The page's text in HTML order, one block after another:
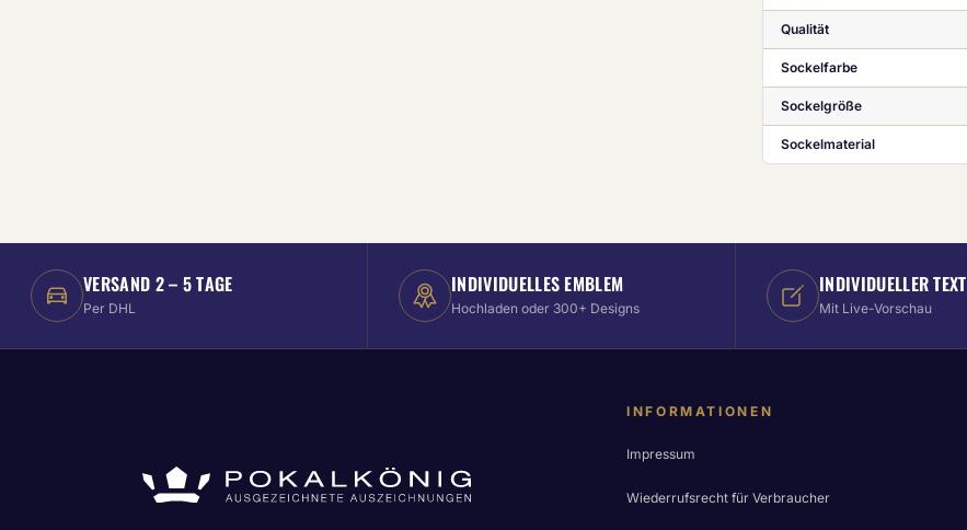
Qualität
Sockelfarbe
Sockelgröße
Sockelmaterial
VERSAND 2 – 5 TAGE
Per DHL
INDIVIDUELLES EMBLEM
Hochladen oder 300+ Designs
INDIVIDUELLER TEXT
Mit Live-Vorschau
INFORMATIONEN
Impressum
Wiederrufsrecht für Verbraucher